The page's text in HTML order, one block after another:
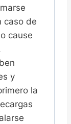
caso de
cause
y
la